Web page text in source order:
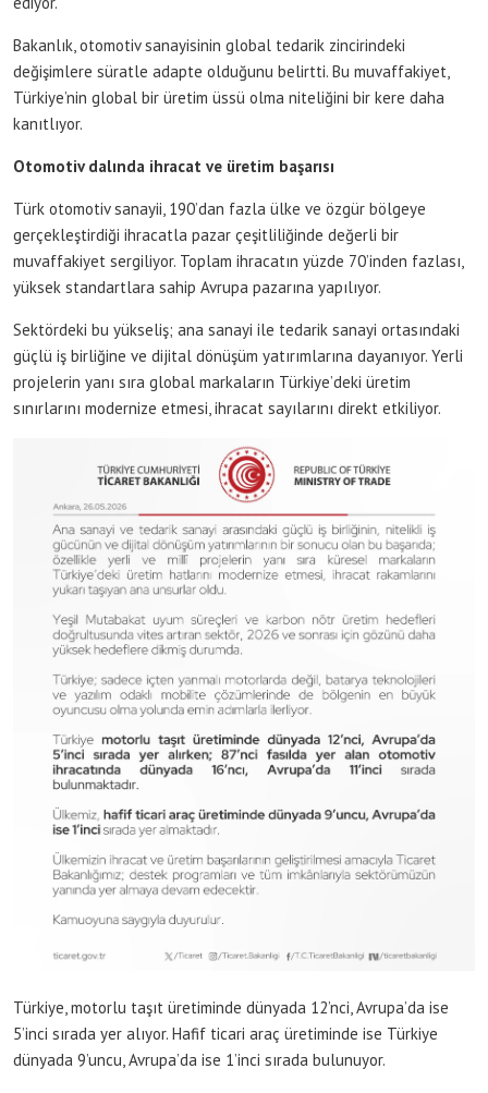
Bakanlık, otomotiv sanayisinin global tedarik zincirindeki
değişimlere süratle adapte olduğunu belirtti. Bu muvaffakiyet,
Türkiye’nin global bir üretim üssü olma niteliğini bir kere daha
kanıtlıyor.
Otomotiv dalında ihracat ve üretim başarısı
Türk otomotiv sanayii, 190’dan fazla ülke ve özgür bölgeye
gerçekleştirdiği ihracatla pazar çeşitliliğinde değerli bir
muvaffakiyet sergiliyor. Toplam ihracatın yüzde 70’inden fazlası,
yüksek standartlara sahip Avrupa pazarına yapılıyor.
Sektördeki bu yükseliş; ana sanayi ile tedarik sanayi ortasındaki
güçlü iş birliğine ve dijital dönüşüm yatırımlarına dayanıyor. Yerli
projelerin yanı sıra global markaların Türkiye’deki üretim
sınırlarını modernize etmesi, ihracat sayılarını direkt etkiliyor.
Türkiye, motorlu taşıt üretiminde dünyada 12’nci, Avrupa’da ise
5’inci sırada yer alıyor. Hafif ticari araç üretiminde ise Türkiye
dünyada 9’uncu, Avrupa’da ise 1’inci sırada bulunuyor.